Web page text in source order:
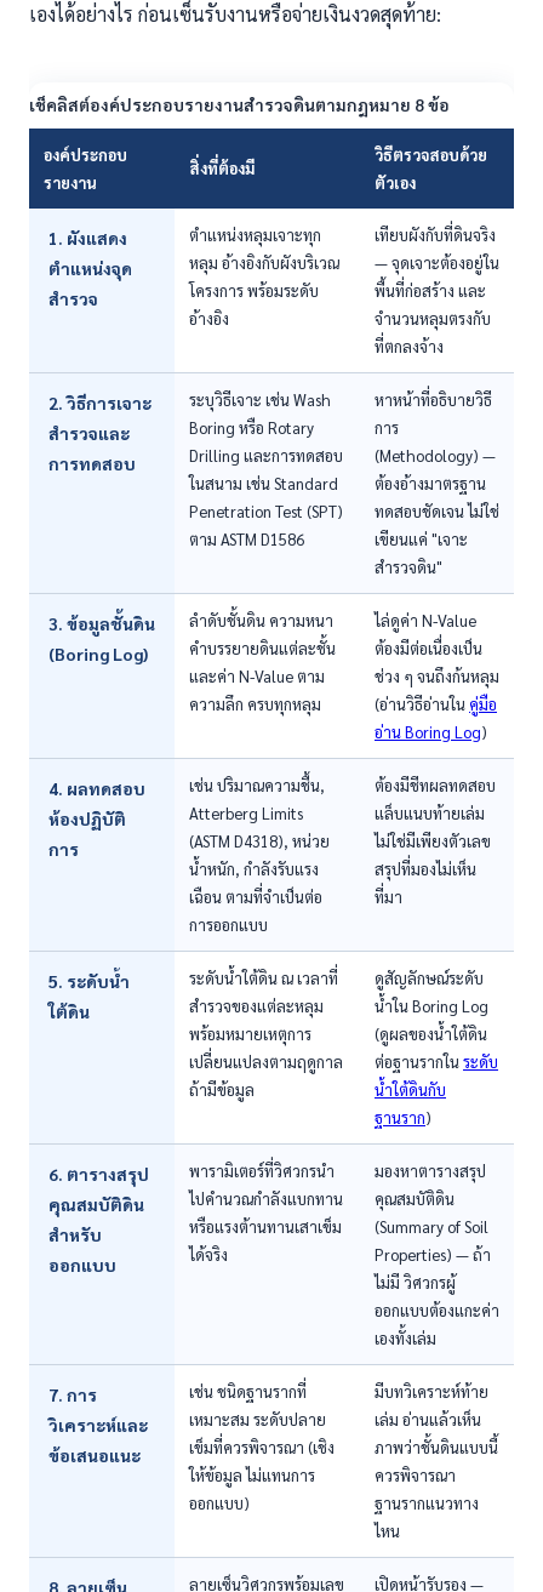
เองได้อย่างไร ก่อนเซ็นรับงานหรือจ่ายเงินงวดสุดท้าย:
เช็คลิสต์องค์ประกอบรายงานสำรวจดินตามกฎหมาย 8 ข้อ
องค์ประกอบ
รายงาน
สิ่งที่ต้องมี
วิธีตรวจสอบด้วย
ตัวเอง
1. ผังแสดง
ตำแหน่งจุด
สำรวจ
ตำแหน่งหลุมเจาะทุก
หลุม อ้างอิงกับผังบริเวณ
โครงการ พร้อมระดับ
อ้างอิง
เทียบผังกับที่ดินจริง
— จุดเจาะต้องอยู่ใน
พื้นที่ก่อสร้าง และ
จำนวนหลุมตรงกับ
ที่ตกลงจ้าง
2. วิธีการเจาะ
สำรวจและ
การทดสอบ
ระบุวิธีเจาะ เช่น Wash
Boring หรือ Rotary
Drilling และการทดสอบ
ในสนาม เช่น Standard
Penetration Test (SPT)
ตาม ASTM D1586
หาหน้าที่อธิบายวิธี
การ
(Methodology) —
ต้องอ้างมาตรฐาน
ทดสอบชัดเจน ไม่ใช่
เขียนแค่ "เจาะ
สำรวจดิน"
3. ข้อมูลชั้นดิน
(Boring Log)
ลำดับชั้นดิน ความหนา
คำบรรยายดินแต่ละชั้น
และค่า N-Value ตาม
ความลึก ครบทุกหลุม
ไล่ดูค่า N-Value
ต้องมีต่อเนื่องเป็น
ช่วง ๆ จนถึงก้นหลุม
(อ่านวิธีอ่านใน คู่มือ
อ่าน Boring Log)
4. ผลทดสอบ
ห้องปฏิบัติ
การ
เช่น ปริมาณความชื้น,
Atterberg Limits
(ASTM D4318), หน่วย
น้ำหนัก, กำลังรับแรง
เฉือน ตามที่จำเป็นต่อ
การออกแบบ
ต้องมีชีทผลทดสอบ
แล็บแนบท้ายเล่ม
ไม่ใช่มีเพียงตัวเลข
สรุปที่มองไม่เห็น
ที่มา
5. ระดับน้ำ
ใต้ดิน
ระดับน้ำใต้ดิน ณ เวลาที่
สำรวจของแต่ละหลุม
พร้อมหมายเหตุการ
เปลี่ยนแปลงตามฤดูกาล
ถ้ามีข้อมูล
ดูสัญลักษณ์ระดับ
น้ำใน Boring Log
(ดูผลของน้ำใต้ดิน
ต่อฐานรากในระดับ
น้ำใต้ดินกับ
ฐานราก)
6. ตารางสรุป
คุณสมบัติดิน
สำหรับ
ออกแบบ
พารามิเตอร์ที่วิศวกรนำ
ไปคำนวณกำลังแบกทาน
หรือแรงต้านทานเสาเข็ม
ได้จริง
มองหาตารางสรุป
คุณสมบัติดิน
(Summary of Soil
Properties) — ถ้า
ไม่มี วิศวกรผู้
ออกแบบต้องแกะค่า
เองทั้งเล่ม
7. การ
วิเคราะห์และ
ข้อเสนอแนะ
เช่น ชนิดฐานรากที่
เหมาะสม ระดับปลาย
เข็มที่ควรพิจารณา (เชิง
ให้ข้อมูล ไม่แทนการ
ออกแบบ)
มีบทวิเคราะห์ท้าย
เล่ม อ่านแล้วเห็น
ภาพว่าชั้นดินแบบนี้
ควรพิจารณา
ฐานรากแนวทาง
ไหน
8. ลายเซ็น ลายเซ็นวิศวกรพร้อมเลข เปิดหน้ารับรอง —